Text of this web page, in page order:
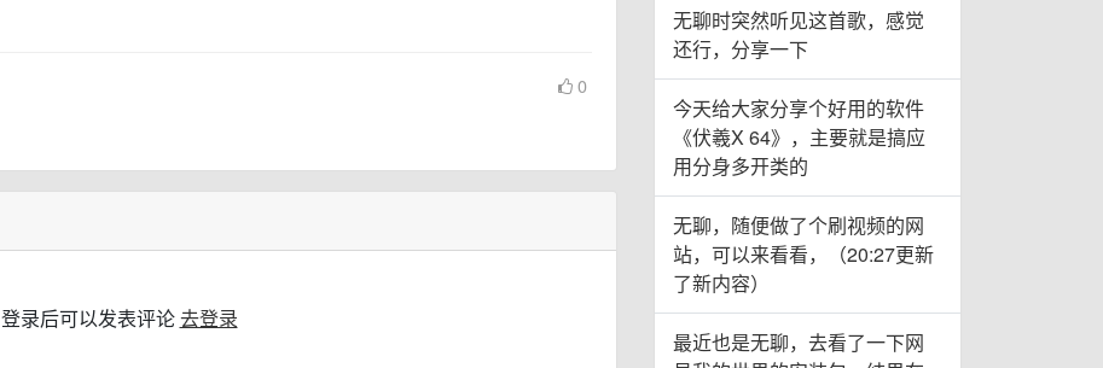
0
登录后可以发表评论去登录
无聊时突然听见这首歌，感觉
还行，分享一下
今天给大家分享个好用的软件
《伏羲X 64》，主要就是搞应
用分身多开类的
无聊，随便做了个刷视频的网
站，可以来看看，（20:27更新
了新内容）
最近也是无聊，去看了一下网